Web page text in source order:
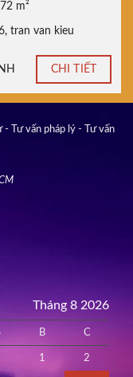
72 m²
, tran van kieu
CHI TIẾT
- Tư vấn pháp lý - Tư vấn
Tháng 8 2026
B C
1 2